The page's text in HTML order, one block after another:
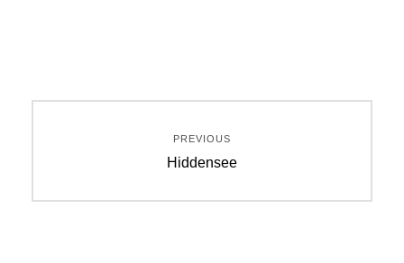
PREVIOUS
Previous
Hiddensee